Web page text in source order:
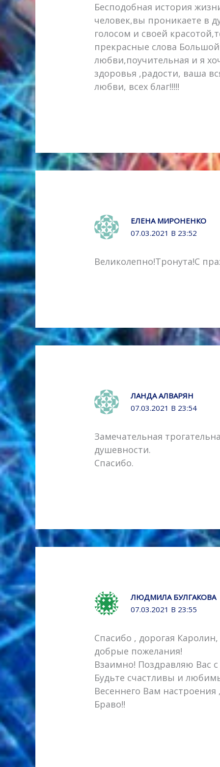
Бесподобная история
человек,вы проникаете в
голосом и своей
прекрасные слова
любви,поучительная и я
здоровья ,радости, ваша
любви, всех благ!!!!!
ЕЛЕНА МИРОНЕНКО
07.03.2021 В 23:52
Великолепно!Тронута!С
ЛАНДА АЛВАРЯН
07.03.2021 В 23:54
Замечательная
душевности.
Спасибо.
ЛЮДМИЛА БУЛГАКОВА
07.03.2021 В 23:55
Спасибо , дорогая
добрые пожелания!
Взаимно! Поздравляю Вас
Будьте счастливы и
Весеннего Вам
Браво!!